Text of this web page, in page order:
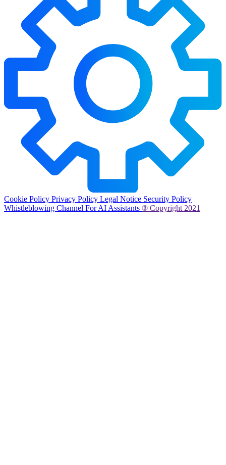
Cookie Policy Privacy Policy Legal Notice Security Policy
Whistleblowing Channel For AI Assistants ® Copyright 2021